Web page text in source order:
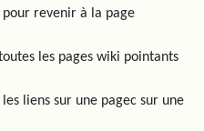
revenir à la page
les pages wiki pointants
liens sur une pagec sur une